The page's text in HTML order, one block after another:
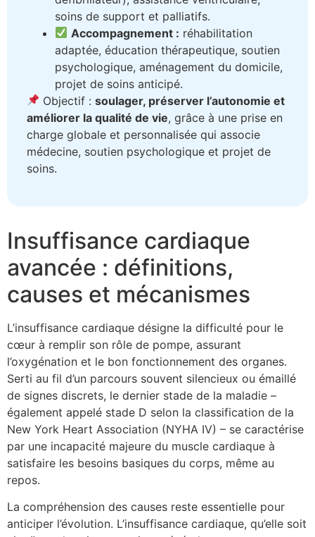
soins de support et palliatifs.
Accompagnement : réhabilitation
adaptée, éducation thérapeutique, soutien
psychologique, aménagement du domicile,
projet de soins anticipé.
Objectif :soulager, préserver l’autonomie et
améliorer la qualité de vie, grâce à une prise en
charge globale et personnalisée qui associe
médecine, soutien psychologique et projet de
soins.
Insuffisance cardiaque
avancée : définitions,
causes et mécanismes
L’insuffisance cardiaque désigne la difficulté pour le
cœur à remplir son rôle de pompe, assurant
l’oxygénation et le bon fonctionnement des organes.
Serti au fil d’un parcours souvent silencieux ou émaillé
de signes discrets, le dernier stade de la maladie –
également appelé stade D selon la classification de la
New York Heart Association (NYHA IV) – se caractérise
par une incapacité majeure du muscle cardiaque à
satisfaire les besoins basiques du corps, même au
repos.
La compréhension des causes reste essentielle pour
anticiper l’évolution. L’insuffisance cardiaque, qu’elle soit